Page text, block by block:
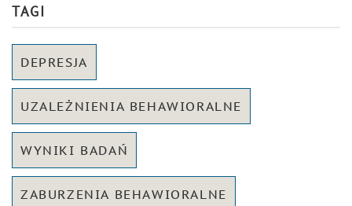
TAGI
DEPRESJA
UZALEŻNIENIA BEHAWIORALNE
WYNIKI BADAŃ
ZABURZENIA BEHAWIORALNE